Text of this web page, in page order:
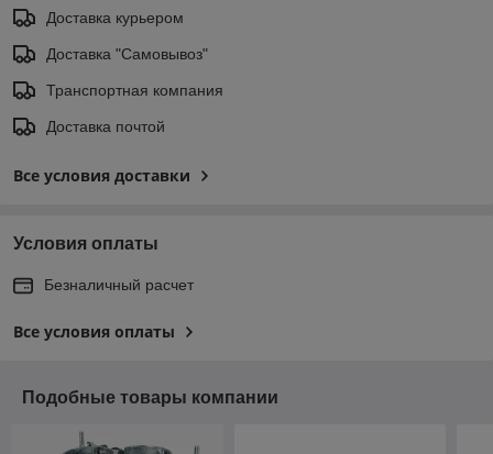
Доставка курьером
Доставка "Самовывоз"
Транспортная компания
Доставка почтой
Все условия доставки
Условия оплаты
Безналичный расчет
Все условия оплаты
Подобные товары компании